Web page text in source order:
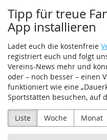
Tipp für treue
App installieren
Ladet euch die kostenfreie
registriert euch und folgt
Vereins-News mehr und
oder – noch besser – einen
funktioniert wie eine
Sportstätten besuchen, auf
Liste Woche Monat